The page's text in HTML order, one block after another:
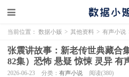
当前位置： 数据小贩 > 其他资料 > 有声小说
张震讲故事：新老传世典藏合
82集）恐怖 悬疑 惊悚 灵异 有
2026-06-23 分类： 有声小说 阅读(380)